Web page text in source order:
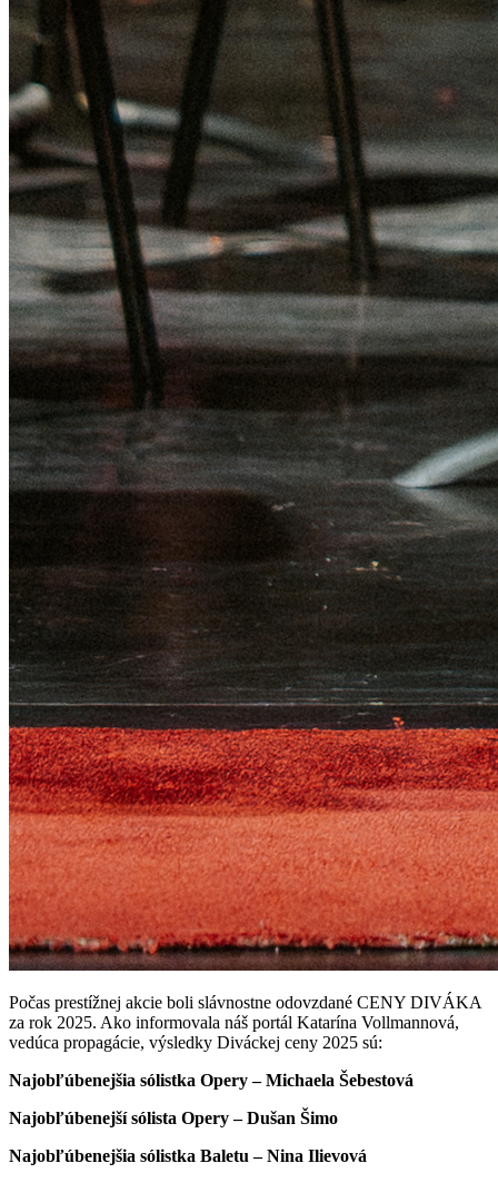
Počas prestížnej akcie boli slávnostne odovzdané CENY DIVÁKA
za rok 2025. Ako informovala náš portál Katarína Vollmannová,
vedúca propagácie, výsledky Diváckej ceny 2025 sú:
Najobľúbenejšia sólistka Opery – Michaela Šebestová
Najobľúbenejší sólista Opery – Dušan Šimo
Najobľúbenejšia sólistka Baletu – Nina Ilievová